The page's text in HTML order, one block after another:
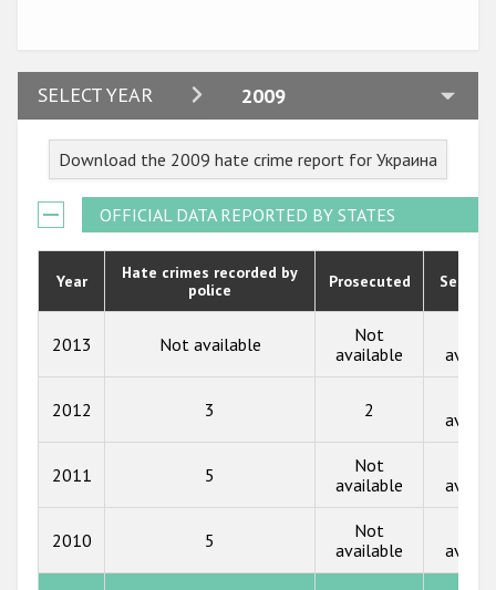
SELECT YEAR 2009
2024
2022
2021
2020
2017
2012
Download the 2009 hate crime report for Украина
OFFICIAL DATA REPORTED BY STATES
Year
Hate crimes recorded by
police
Prosecuted
2013 Not available
Not
available
2012 3 2
2011 5
Not
available
2010 5
Not
available